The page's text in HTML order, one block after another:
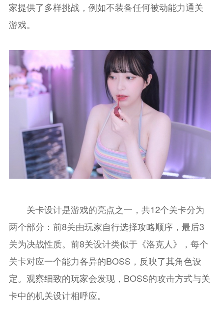
家提供了多样挑战，例如不装备任何被动能力通关
游戏。
关卡设计是游戏的亮点之一，共12个关卡分为
两个部分：前8关由玩家自行选择攻略顺序，最后3
关为决战性质。前8关设计类似于《洛克人》，每个
关卡对应一个能力各异的BOSS，反映了其角色设
定。观察细致的玩家会发现，BOSS的攻击方式与关
卡中的机关设计相呼应。